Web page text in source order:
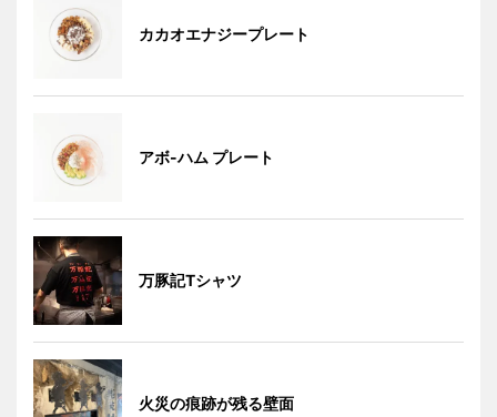
カカオエナジープレート
アボ-ハム プレート
万豚記Tシャツ
火災の痕跡が残る壁面